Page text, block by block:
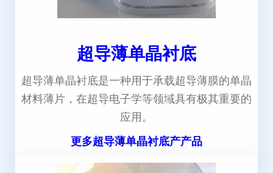
超导薄单晶衬底
超导薄单晶衬底是一种用于承载超导薄膜的单晶
材料薄片，在超导电子学等领域具有极其重要的
应用。
更多超导薄单晶衬底产产品